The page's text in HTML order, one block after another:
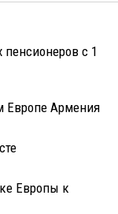
с 1
Европе Армения
Европы к